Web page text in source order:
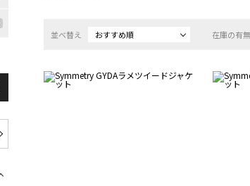
並べ替え おすすめ順 在庫の有無